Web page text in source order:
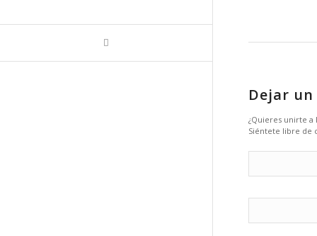
Dejar
¿Quieres unirte a
Siéntete libre de